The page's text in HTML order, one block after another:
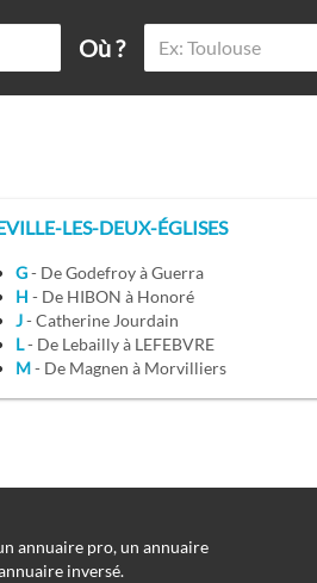
Où ?
LES-DEUX-ÉGLISES
G
- De Godefroy à Guerra
H
- De HIBON à Honoré
J
- Catherine Jourdain
L
- De Lebailly à LEFEBVRE
M
- De Magnen à Morvilliers
annuaire pro, un annuaire
inversé.